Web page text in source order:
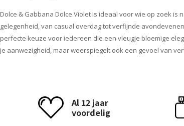
Dolce & Gabbana Dolce Violet is ideaal voor wie op zoek
gelegenheid, van casual overdag tot verfijnde
perfecte keuze voor iedereen die een vleugje bloemige
je aanwezigheid, maar weerspiegelt ook een gevoel van
Al 12 jaar
voordelig